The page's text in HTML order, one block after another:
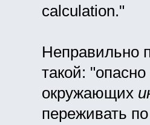
calculation."
Неправильно
такой:
окружающих
переживать